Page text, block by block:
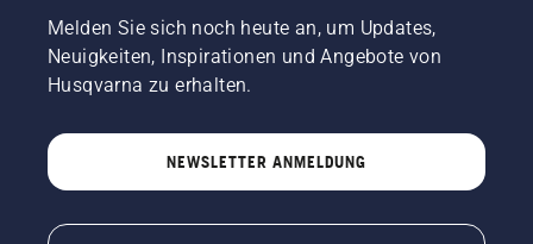
Melden Sie sich noch heute an, um Updates,
Neuigkeiten, Inspirationen und Angebote von
Husqvarna zu erhalten.
NEWSLETTER ANMELDUNG